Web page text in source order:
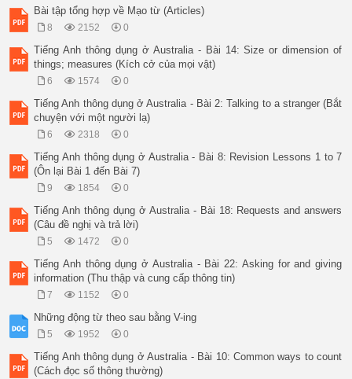
PAT: How do you do?
Dialogue 2:
Fred, Pat và David hẹn nhau đi chơi buổi tối.
FRED: Are you doing anything tonight, David?
DAVID: No, I'm free tonight.
FRED: Good. Why don't we all go to the Hanoi Acrobats?
DAVID: Great idea!
PAT: Or a Vietnamese opera. I love opera.
FRED: What about you, David?
DAVID: I like music too. I'd prefer the opera.
PAT: Fred likes music - don't you, Fred?
FRED: I like acrobats too!
Dialogue 3:
Phóng viên Đài chúng tôi, anh Lawrie Bruce mời hai người
về tới phòng thu. Lawrie đề nghị họ cho biết cảm tưởng về
thoại được chia làm hai phần. Thuật ngữ Lawrie dùng là
người ta không nói chuyện theo kiểu này.
LAWRIE: Sue, you visited Việt nam recently, didn't you?
SUE: Yes, I did.
LAWRIE: Where did you go?
SUE: I went to Haiphong, Danang, Hue and Ho Chi Minh city.
LAWRIE: What's Hue like?
SUE: It's marvellous. Beautiful scenery.
LAWRIE: What about Ho Chi Minh City?
SUE: It's a lot bigger than Hue of course, and it's very
LAWRIE: Tell me more about Hue.
SUE: Hue was the Imperial City. It has lots temples and
river's very beautiful. It's a great place. I love it.
Bài tập tổng hợp về Mạo từ (Articles)
8 2152 0
Tiếng Anh thông dụng ở Australia - Bài 14: Size or dimension of
things; measures (Kích cở của mọi vật)
6 1574 0
Tiếng Anh thông dụng ở Australia - Bài 2: Talking to a stranger (Bắt
chuyện với một người lạ)
6 2318 0
Tiếng Anh thông dụng ở Australia - Bài 8: Revision Lessons 1 to 7
(Ôn lại Bài 1 đến Bài 7)
9 1854 0
Tiếng Anh thông dụng ở Australia - Bài 18: Requests and answers
(Câu đề nghị và trả lời)
5 1472 0
Tiếng Anh thông dụng ở Australia - Bài 22: Asking for and giving
information (Thu thập và cung cấp thông tin)
7 1152 0
Những động từ theo sau bằng V-ing
5 1952 0
Tiếng Anh thông dụng ở Australia - Bài 10: Common ways to count
(Cách đọc số thông thường)